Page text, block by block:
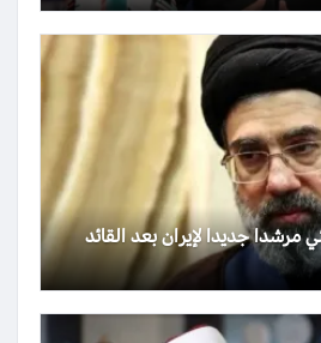
جديدا لإيران بعد القائد